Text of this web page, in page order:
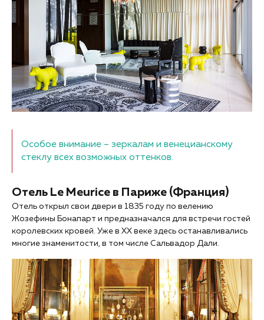
Особое внимание – зеркалам и венецианскому
стеклу всех возможных оттенков.
Отель Le Meurice в Париже (Франция)
Отель открыл свои двери в 1835 году по велению
Жозефины Бонапарт и предназначался для встречи гостей
королевских кровей. Уже в XX веке здесь останавливались
многие знаменитости, в том числе Сальвадор Дали.